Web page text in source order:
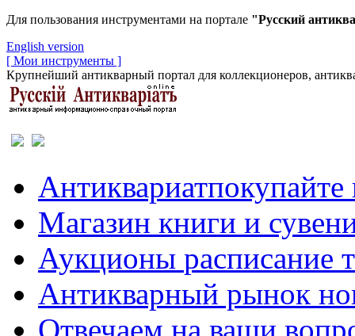
Для пользования инструментами на портале "Русский
English version
[ Мои инструменты ]
Крупнейший антикварный портал для коллекционеров,
Антиквариатпокупайте
Магазин книги и
Аукционы расписание
Антикварный рынок